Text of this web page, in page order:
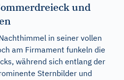
und
in seiner vollen
am Firmament funkeln die
während sich entlang der
Sternbilder und